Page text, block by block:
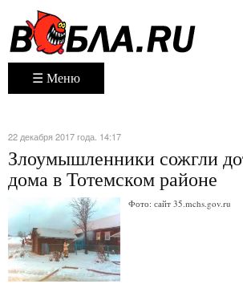
☰ Меню
22 декабря 2017 года. 14:17
Злоумышленники сожгли
дома в Тотемском районе
Фото: сайт 35.mchs.gov.ru